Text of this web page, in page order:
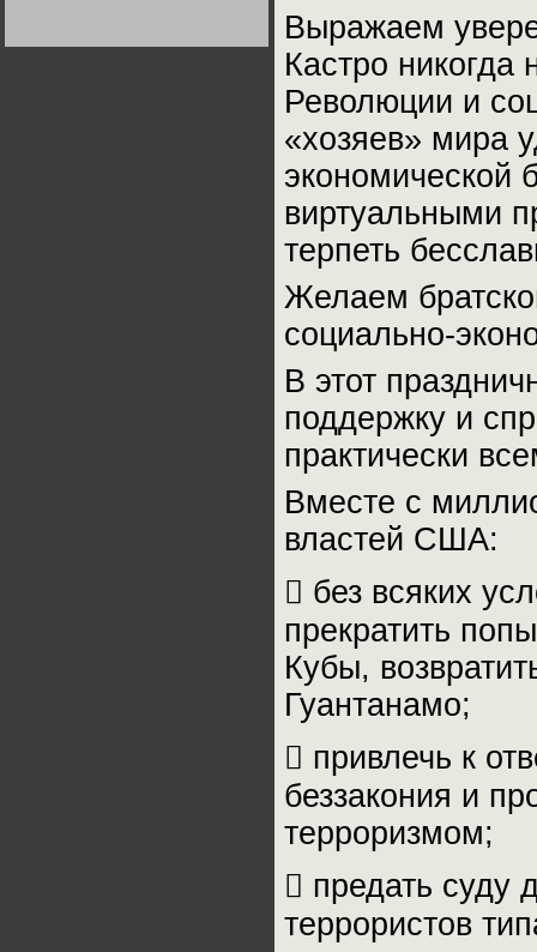
Выражаем
Кастро никогда
Революции и
«хозяев» мира
экономической
виртуальными
терпеть
Желаем
социально-
В этот
поддержку и
практически
Вместе с
властей США:
​ без всяких
прекратить
Кубы,
Гуантанамо;
​ привлечь к
беззакония и
терроризмом;
​ предать суду
террористов